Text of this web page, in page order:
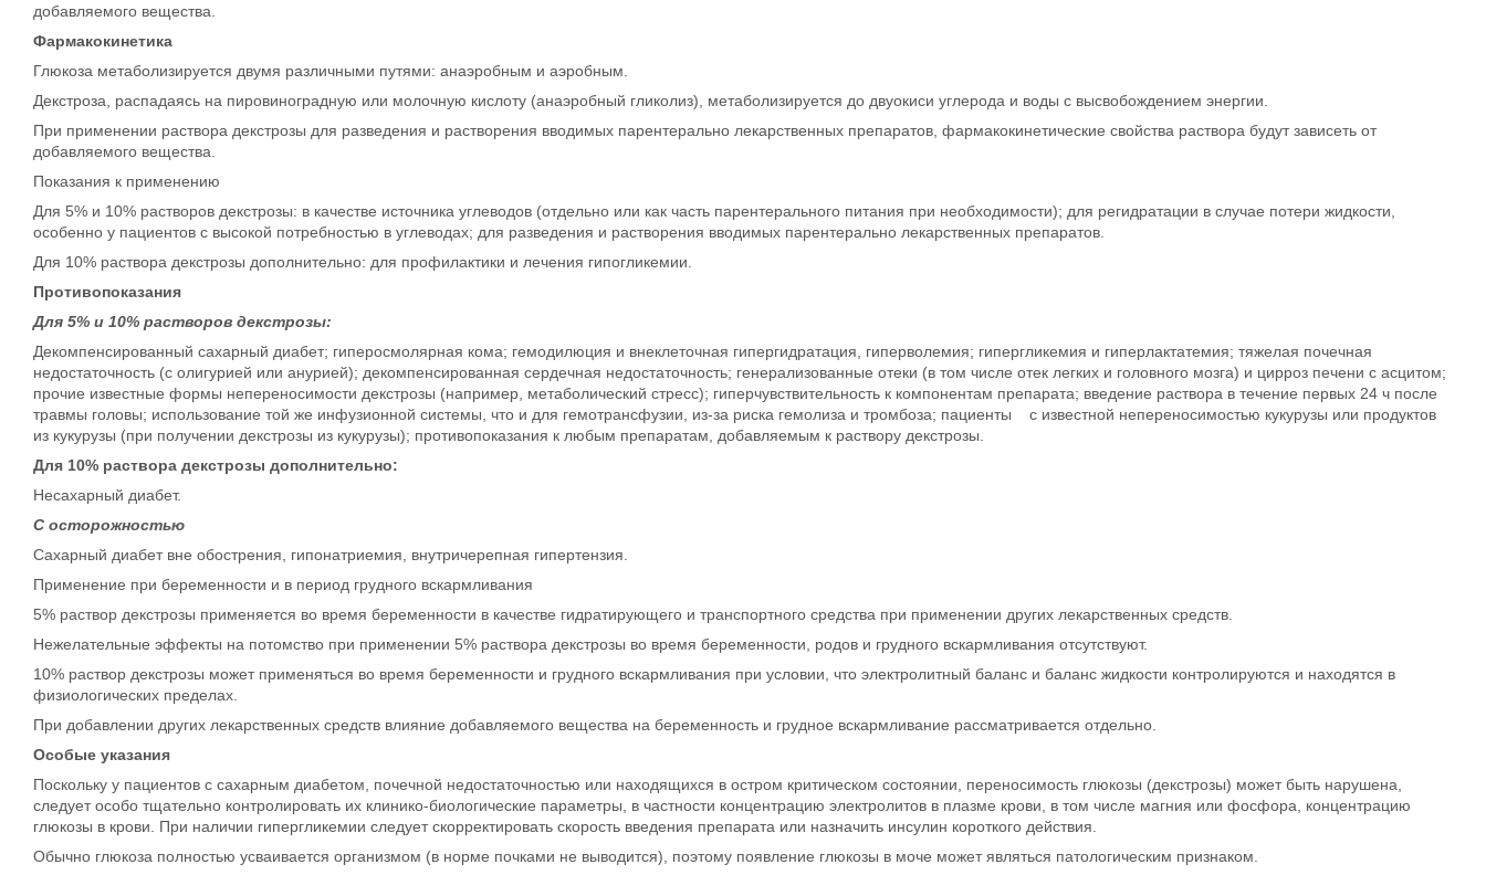
добавляемого вещества.
Фармакокинетика
Глюкоза метаболизируется двумя различными путями: анаэробным и аэробным.
Декстроза, распадаясь на пировиноградную или молочную кислоту (анаэробный гликолиз), метаболизируется до двуокиси углерода и воды с высвобождением энергии.
При применении раствора декстрозы для разведения и растворения вводимых парентерально лекарственных препаратов, фармакокинетические свойства раствора будут зависеть от
добавляемого вещества.
Показания к применению
Для 5% и 10% растворов декстрозы: в качестве источника углеводов (отдельно или как часть парентерального питания при необходимости); для регидратации в случае потери жидкости,
особенно у пациентов с высокой потребностью в углеводах; для разведения и растворения вводимых парентерально лекарственных препаратов.
Для 10% раствора декстрозы дополнительно: для профилактики и лечения гипогликемии.
Противопоказания
Для 5% и 10% растворов декстрозы:
Декомпенсированный сахарный диабет; гиперосмолярная кома; гемодилюция и внеклеточная гипергидратация, гиперволемия; гипергликемия и гиперлактатемия; тяжелая почечная
недостаточность (с олигурией или анурией); декомпенсированная сердечная недостаточность; генерализованные отеки (в том числе отек легких и головного мозга) и цирроз печени с асцитом;
прочие известные формы непереносимости декстрозы (например, метаболический стресс); гиперчувствительность к компонентам препарата; введение раствора в течение первых 24 ч после
травмы головы; использование той же инфузионной системы, что и для гемотрансфузии, из-за риска гемолиза и тромбоза; пациенты с известной непереносимостью кукурузы или продуктов
из кукурузы (при получении декстрозы из кукурузы); противопоказания к любым препаратам, добавляемым к раствору декстрозы.
Для 10% раствора декстрозы дополнительно:
Несахарный диабет.
С осторожностью
Сахарный диабет вне обострения, гипонатриемия, внутричерепная гипертензия.
Применение при беременности и в период грудного вскармливания
5% раствор декстрозы применяется во время беременности в качестве гидратирующего и транспортного средства при применении других лекарственных средств.
Нежелательные эффекты на потомство при применении 5% раствора декстрозы во время беременности, родов и грудного вскармливания отсутствуют.
10% раствор декстрозы может применяться во время беременности и грудного вскармливания при условии, что электролитный баланс и баланс жидкости контролируются и находятся в
физиологических пределах.
При добавлении других лекарственных средств влияние добавляемого вещества на беременность и грудное вскармливание рассматривается отдельно.
Особые указания
Поскольку у пациентов с сахарным диабетом, почечной недостаточностью или находящихся в остром критическом состоянии, переносимость глюкозы (декстрозы) может быть нарушена,
следует особо тщательно контролировать их клинико-биологические параметры, в частности концентрацию электролитов в плазме крови, в том числе магния или фосфора, концентрацию
глюкозы в крови. При наличии гипергликемии следует скорректировать скорость введения препарата или назначить инсулин короткого действия.
Обычно глюкоза полностью усваивается организмом (в норме почками не выводится), поэтому появление глюкозы в моче может являться патологическим признаком.